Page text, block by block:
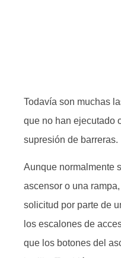
Todavía son muchas
que no han ejecutado
supresión de barreras.
Aunque normalmente
ascensor o una
solicitud por parte de
los escalones de
que los botones del